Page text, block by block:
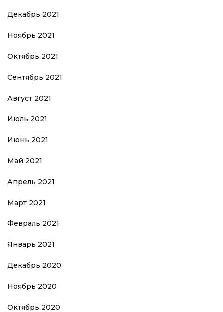
Декабрь 2021
Ноябрь 2021
Октябрь 2021
Сентябрь 2021
Август 2021
Июль 2021
Июнь 2021
Май 2021
Апрель 2021
Март 2021
Февраль 2021
Январь 2021
Декабрь 2020
Ноябрь 2020
Октябрь 2020